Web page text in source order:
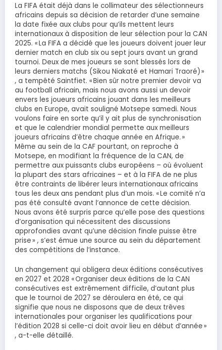
La FIFA était déjà dans le collimateur des sélectionneurs
africains depuis sa décision de retarder d’une semaine
la date fixée aux clubs pour qu’ils mettent leurs
internationaux à disposition de leur sélection pour la CAN
2025. « La FIFA a décidé que les joueurs doivent jouer leur
dernier match en club six ou sept jours avant un grand
tournoi. Deux de mes joueurs se sont blessés lors de
leurs derniers matchs (Sikou Niakaté et Hamari Traoré) »
, a tempêté Saintfiet. « Bien sûr notre premier devoir va
au football africain, mais nous avons aussi un devoir
envers les joueurs africains jouant dans les meilleurs
clubs en Europe, avait souligné Motsepe samedi. Nous
voulons faire en sorte qu’il y ait plus de synchronisation
et que le calendrier mondial permette aux meilleurs
joueurs africains d’être chaque année en Afrique. »
Même au sein de la CAF pourtant, on reproche à
Motsepe, en modifiant la fréquence de la CAN, de
permettre aux puissants clubs européens – où évoluent
la plupart des stars africaines – et à la FIFA de ne plus
être contraints de libérer leurs internationaux africains
tous les deux ans pendant plus d’un mois. « Le comité n’a
pas été consulté avant l’annonce de cette décision.
Nous avons été surpris parce qu’elle pose des questions
d’organisation qui nécessitent des discussions
approfondies avant qu’une décision finale puisse être
prise » , s’est émue une source au sein du département
des compétitions de l’instance.
Un changement qui obligera deux éditions consécutives
en 2027 et 2028 « Organiser deux éditions de la CAN
consécutives est extrêmement difficile, d’autant plus
que le tournoi de 2027 se déroulera en été, ce qui
signifie que nous ne disposons que de deux trêves
internationales pour organiser les qualifications pour
l’édition 2028 si celle-ci doit avoir lieu en début d’année »
, a-t-elle détaillé.